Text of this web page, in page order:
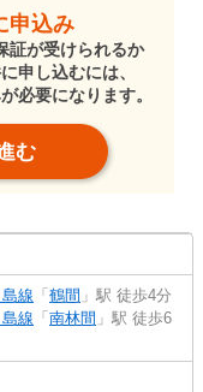
申込み
証が受けられるか
申し込むには、
必要になります。
む
線 「鶴間 」駅 徒歩4分
線 「南林間 」駅 徒歩6